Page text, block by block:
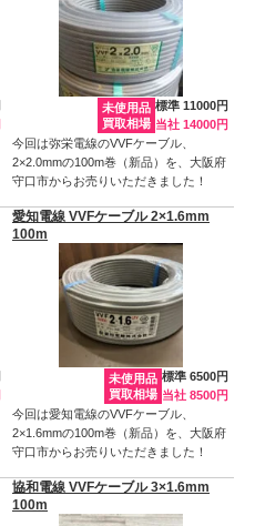
未使用品
買取相場
標準 11000円
当社 14000円
今回は弥栄電線のVVFケーブル、
2×2.0mmの100m巻（新品）を、大阪府
守口市からお売りいただきました！
愛知電線 VVFケーブル 2×1.6mm
100m
未使用品
買取相場
標準 6500円
当社 8500円
今回は愛知電線のVVFケーブル、
2×1.6mmの100m巻（新品）を、大阪府
守口市からお売りいただきました！
協和電線 VVFケーブル 3×1.6mm
100m